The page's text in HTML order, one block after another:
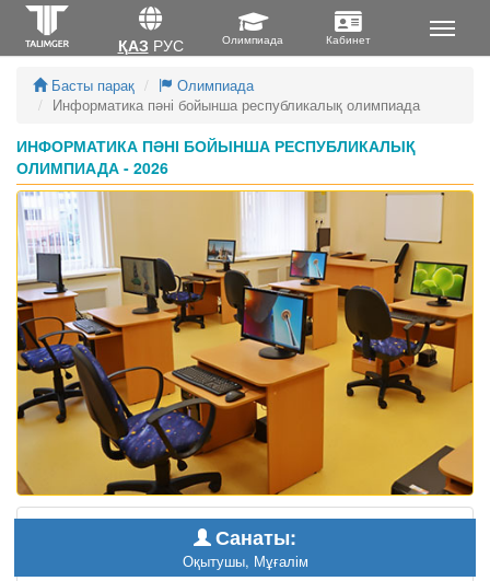
Басты парақ
Олимпиада
Информатика пәні бойынша республикалық олимпиада
ИНФОРМАТИКА ПӘНІ БОЙЫНША РЕСПУБЛИКАЛЫҚ
ОЛИМПИАДА - 2026
Санаты:
Оқытушы, Мұғалім
ҚАЗ РУС